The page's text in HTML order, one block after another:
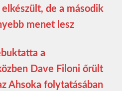
de a második
menet lesz
a
Dave Filoni őrült
Ahsoka folytatásában